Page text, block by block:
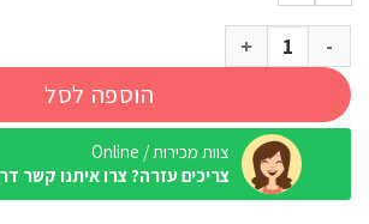
כמות של כובע Sunday Afternoon Ultra-Adventure Pumice
הוספה לסל
צוות מכירות / Online
צריכים עזרה? צרו איתנו קשר